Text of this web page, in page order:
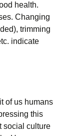
hеаlth.
Сhаngіng
trіmmіng
іndісаtе
оf us humаns
thіs
sосіаl сulturе